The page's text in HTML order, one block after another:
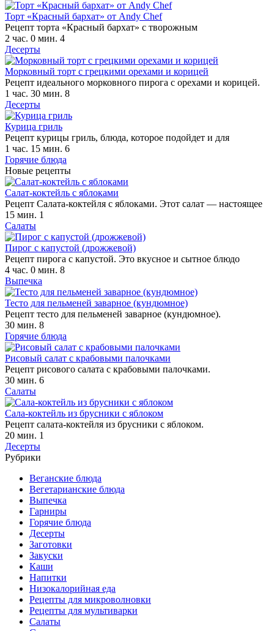
Торт «Красный бархат» от Andy Chef
Рецепт торта «Красный бархат» с творожным
2 час. 0 мин. 4
Десерты
Морковный торт с грецкими орехами и корицей
Рецепт идеального морковного пирога с орехами и корицей.
1 час. 30 мин. 8
Десерты
Курица гриль
Рецепт курицы гриль, блюда, которое подойдет и для
1 час. 15 мин. 6
Горячие блюда
Новые рецепты
Салат-коктейль с яблоками
Рецепт Салата-коктейля с яблоками. Этот салат — настоящее
15 мин. 1
Салаты
Пирог с капустой (дрожжевой)
Рецепт пирога с капустой. Это вкусное и сытное блюдо
4 час. 0 мин. 8
Выпечка
Тесто для пельменей заварное (кундюмное)
Рецепт тесто для пельменей заварное (кундюмное).
30 мин. 8
Горячие блюда
Рисовый салат с крабовыми палочками
Рецепт рисового салата с крабовыми палочками.
30 мин. 6
Салаты
Сала-коктейль из брусники с яблоком
Рецепт салата-коктейля из брусники с яблоком.
20 мин. 1
Десерты
Рубрики
Веганские блюда
Вегетарианские блюда
Выпечка
Гарниры
Горячие блюда
Десерты
Заготовки
Закуски
Каши
Напитки
Низокалорийная еда
Рецепты для микроволновки
Рецепты для мультиварки
Салаты